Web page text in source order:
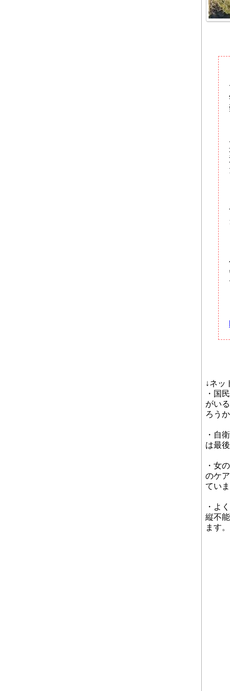
↓ネッ
・国
がい
ろう
・自
は最
・女
のケ
てい
・よ
縦不
ます。